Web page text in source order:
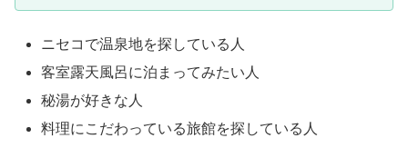
ニセコで温泉地を探している人
客室露天風呂に泊まってみたい人
秘湯が好きな人
料理にこだわっている旅館を探している人